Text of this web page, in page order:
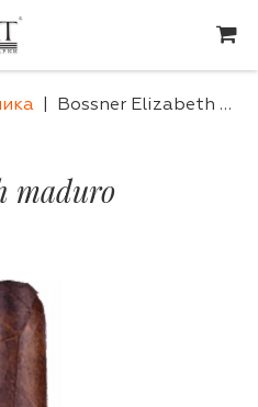
Bossner Elizabeth maduro
maduro